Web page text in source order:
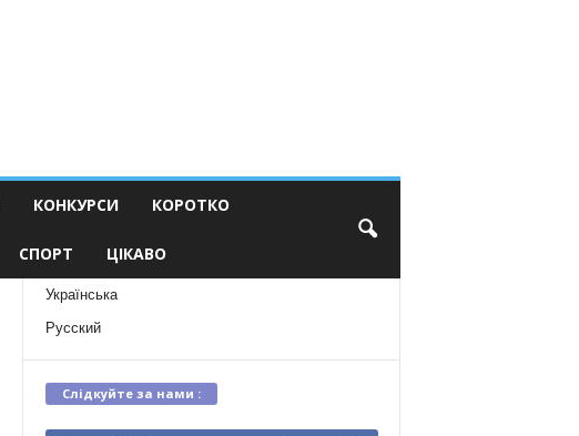
КОНКУРСИ КОРОТКО
СПОРТ ЦІКАВО
Українська
Русский
Слідкуйте за нами :